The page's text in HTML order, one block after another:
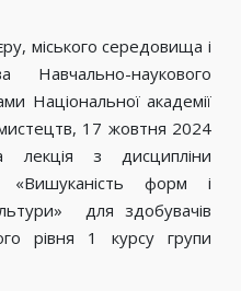
міського середовища і
Навчально-наукового
Національної академії
мистецтв, 17 жовтня 2024
лекція з дисципліни
форм і
для здобувачів
рівня 1 курсу групи